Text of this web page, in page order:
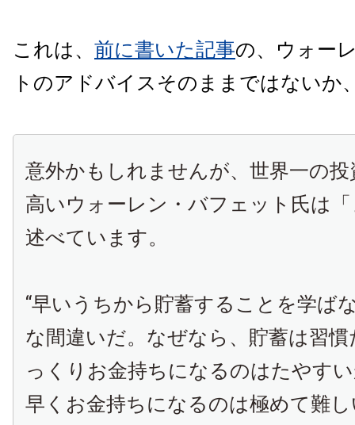
これは、 前に書いた記事の、ウォー
トのアドバイスそのままではないか
意外かもしれませんが、世界一の
高いウォーレン・バフェット氏は
述べています。
“早いうちから貯蓄することを学ば
な間違いだ。なぜなら、貯蓄は習
っくりお金持ちになるのはたやす
早くお金持ちになるのは極めて難